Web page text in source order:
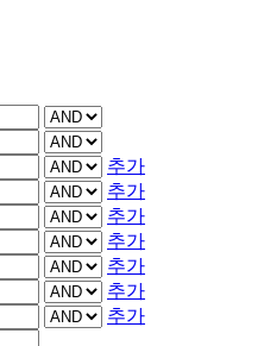
추가
추가
추가
추가
추가
추가
추가